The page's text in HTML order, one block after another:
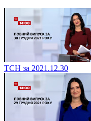
ТСН за 2021.12.30